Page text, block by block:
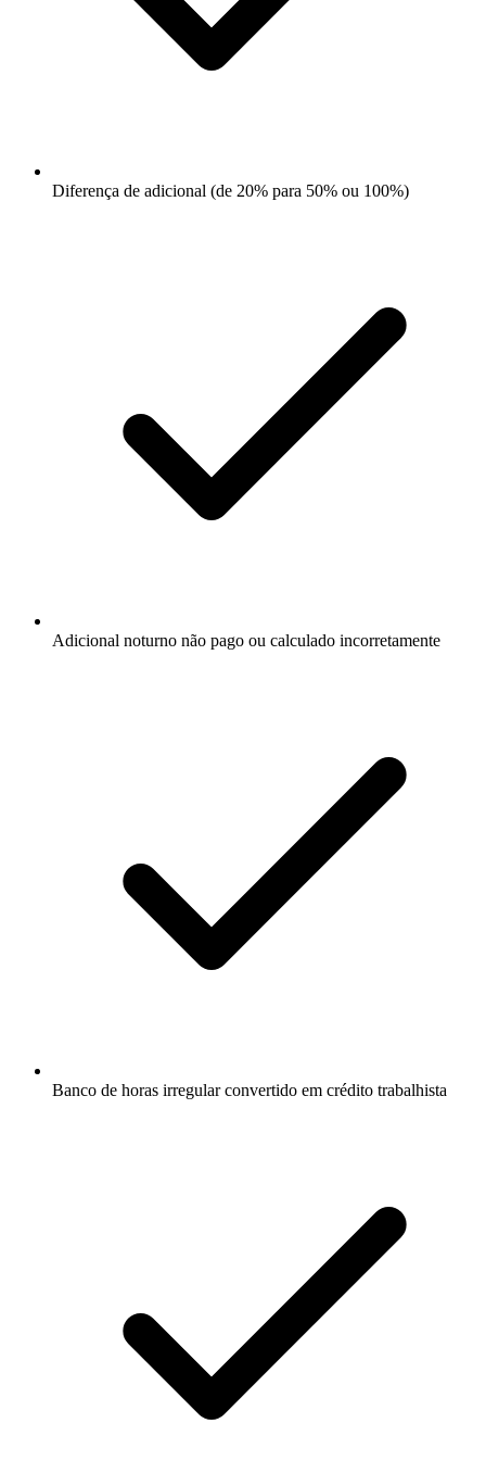
Diferença de adicional (de 20% para 50% ou 100%)
Adicional noturno não pago ou calculado incorretamente
Banco de horas irregular convertido em crédito trabalhista